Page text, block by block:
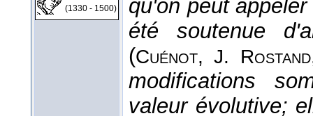
(1330 - 1500)
qu'on peut
été soutenue
(Cuénot, J.
modifications
valeur évolutive;